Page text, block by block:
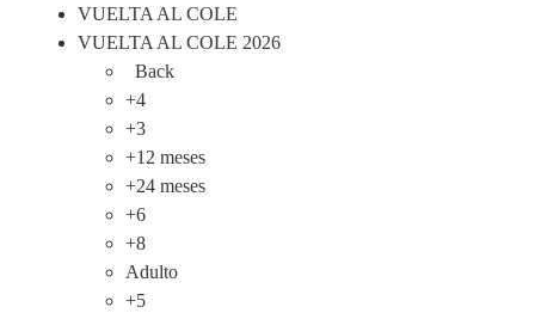
VUELTA AL COLE
VUELTA AL COLE 2026
Back
+4
+3
+12 meses
+24 meses
+6
+8
Adulto
+5